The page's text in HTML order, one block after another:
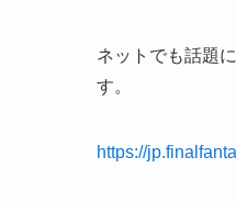
ネットでも話題
す。
https://